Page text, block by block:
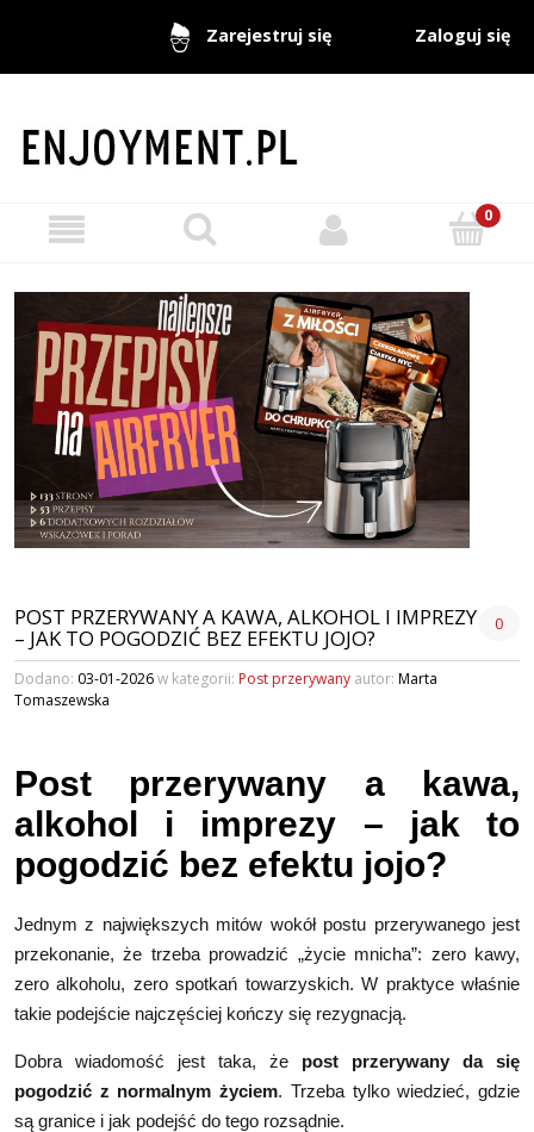
Zarejestruj się Zaloguj się
POST PRZERYWANY A KAWA, ALKOHOL I IMPREZY
– JAK TO POGODZIĆ BEZ EFEKTU JOJO?
0
Dodano: 03-01-2026w kategorii: Post przerywany autor: Marta
Tomaszewska
Post przerywany a kawa,
alkohol i imprezy – jak to
pogodzić bez efektu jojo?
Jednym z największych mitów wokół postu przerywanego jest
przekonanie, że trzeba prowadzić „życie mnicha”: zero kawy,
zero alkoholu, zero spotkań towarzyskich. W praktyce właśnie
takie podejście najczęściej kończy się rezygnacją.
Dobra wiadomość jest taka, że post przerywany da się
pogodzić z normalnym życiem. Trzeba tylko wiedzieć, gdzie
są granice i jak podejść do tego rozsądnie.